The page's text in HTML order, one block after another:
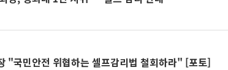
"국민안전 위협하는 셀프감리법 철회하라" [포토]